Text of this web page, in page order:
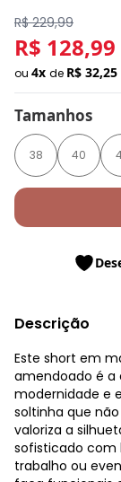
R$ 229,99
R$ 128,99
ou 4x de R$ 32,25
Tamanhos
38 40
Descrição
Este short em
amendoado é a
modernidade e
soltinha que
valoriza a
sofisticado com
trabalho ou